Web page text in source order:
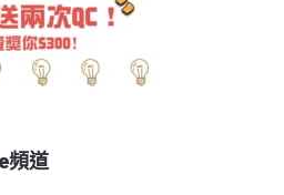
頻道